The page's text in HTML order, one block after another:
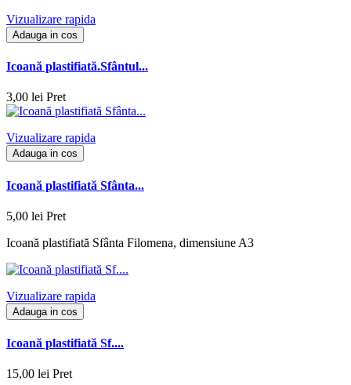
Vizualizare rapida
Adauga in cos
Icoană plastifiată.Sfântul...
3,00 lei Pret
Vizualizare rapida
Adauga in cos
Icoană plastifiată Sfânta...
5,00 lei Pret
Icoană plastifiată Sfânta Filomena, dimensiune A3
Vizualizare rapida
Adauga in cos
Icoană plastifiată Sf....
15,00 lei Pret